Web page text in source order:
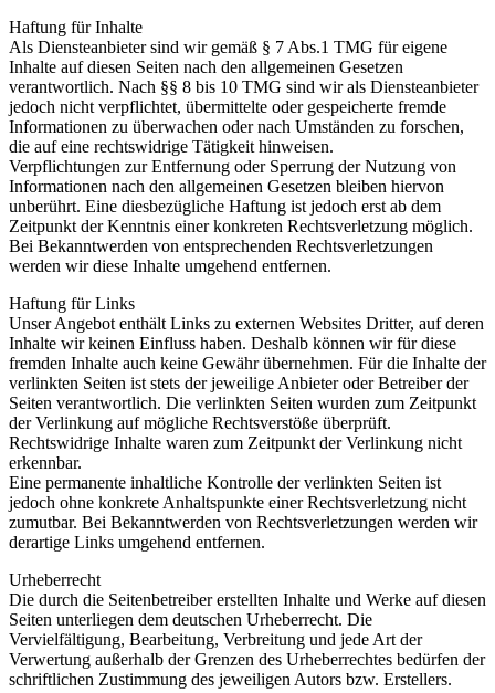
Haftung für Inhalte
Als Diensteanbieter sind wir gemäß § 7 Abs.1 TMG für eigene
Inhalte auf diesen Seiten nach den allgemeinen Gesetzen
verantwortlich. Nach §§ 8 bis 10 TMG sind wir als Diensteanbieter
jedoch nicht verpflichtet, übermittelte oder gespeicherte fremde
Informationen zu überwachen oder nach Umständen zu forschen,
die auf eine rechtswidrige Tätigkeit hinweisen.
Verpflichtungen zur Entfernung oder Sperrung der Nutzung von
Informationen nach den allgemeinen Gesetzen bleiben hiervon
unberührt. Eine diesbezügliche Haftung ist jedoch erst ab dem
Zeitpunkt der Kenntnis einer konkreten Rechtsverletzung möglich.
Bei Bekanntwerden von entsprechenden Rechtsverletzungen
werden wir diese Inhalte umgehend entfernen.
Haftung für Links
Unser Angebot enthält Links zu externen Websites Dritter, auf deren
Inhalte wir keinen Einfluss haben. Deshalb können wir für diese
fremden Inhalte auch keine Gewähr übernehmen. Für die Inhalte der
verlinkten Seiten ist stets der jeweilige Anbieter oder Betreiber der
Seiten verantwortlich. Die verlinkten Seiten wurden zum Zeitpunkt
der Verlinkung auf mögliche Rechtsverstöße überprüft.
Rechtswidrige Inhalte waren zum Zeitpunkt der Verlinkung nicht
erkennbar.
Eine permanente inhaltliche Kontrolle der verlinkten Seiten ist
jedoch ohne konkrete Anhaltspunkte einer Rechtsverletzung nicht
zumutbar. Bei Bekanntwerden von Rechtsverletzungen werden wir
derartige Links umgehend entfernen.
Urheberrecht
Die durch die Seitenbetreiber erstellten Inhalte und Werke auf diesen
Seiten unterliegen dem deutschen Urheberrecht. Die
Vervielfältigung, Bearbeitung, Verbreitung und jede Art der
Verwertung außerhalb der Grenzen des Urheberrechtes bedürfen der
schriftlichen Zustimmung des jeweiligen Autors bzw. Erstellers.